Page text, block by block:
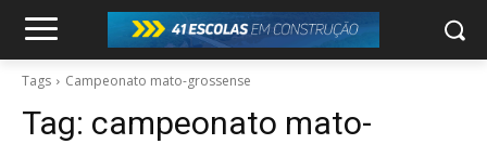
Tags Campeonato mato-grossense
Tag: campeonato mato-